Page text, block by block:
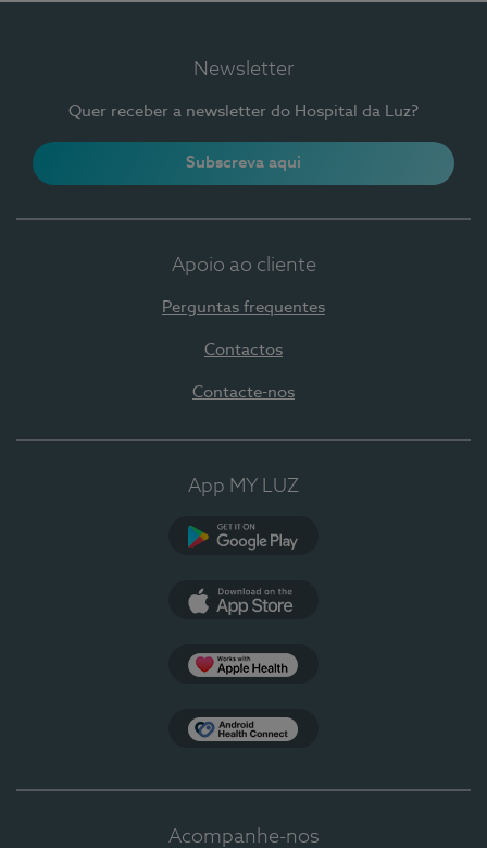
Newsletter
Quer receber a newsletter do Hospital da Luz?
Subscreva aqui
Apoio ao cliente
Perguntas frequentes
Contactos
Contacte-nos
App MY LUZ
Acompanhe-nos